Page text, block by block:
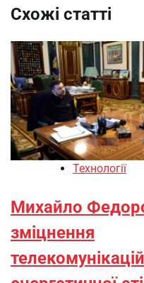
Схожі статті
Технології
Михайло
зміцнення